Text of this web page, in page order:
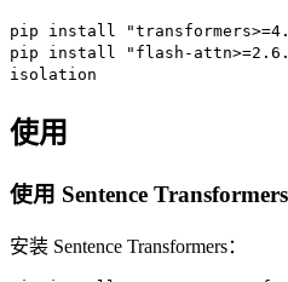
pip install
pip install "flash-
isolation
使用
使用 Sentence Transformers
安装 Sentence Transformers：